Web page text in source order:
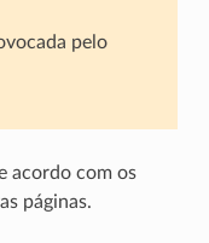
pelo
acordo com os
páginas.